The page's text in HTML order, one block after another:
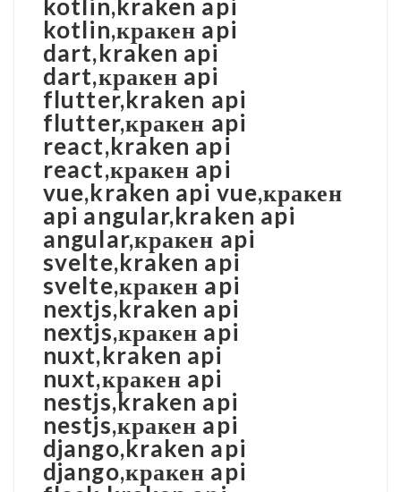
kotlin,kraken api
kotlin,кракен api
dart,kraken api
dart,кракен api
flutter,kraken api
flutter,кракен api
react,kraken api
react,кракен api
vue,kraken api vue,кракен
api angular,kraken api
angular,кракен api
svelte,kraken api
svelte,кракен api
nextjs,kraken api
nextjs,кракен api
nuxt,kraken api
nuxt,кракен api
nestjs,kraken api
nestjs,кракен api
django,kraken api
django,кракен api